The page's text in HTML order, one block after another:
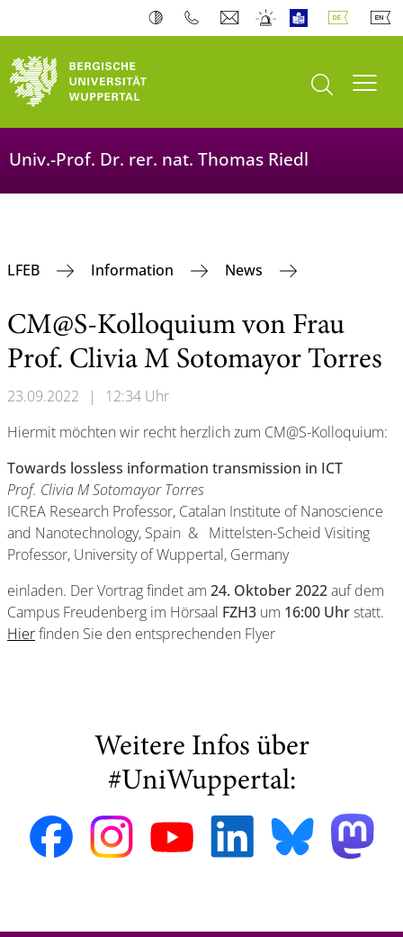
Suche öffnen
Univ.-Prof. Dr. rer. nat. Thomas Riedl
LFEB Information News
CM@S-Kolloquium von Frau
Prof. Clivia M Sotomayor Torres
23.09.2022 |
12:34 Uhr
Hiermit möchten wir recht herzlich zum CM@S-Kolloquium:
Towards lossless information transmission in ICT
Prof. Clivia M Sotomayor Torres
ICREA Research Professor, Catalan Institute of Nanoscience
and Nanotechnology, Spain & Mittelsten-Scheid Visiting
Professor, University of Wuppertal, Germany
einladen. Der Vortrag findet am 24. Oktober 2022auf dem
Campus Freudenberg im Hörsaal FZH3 um 16:00 Uhrstatt.
Hierfinden Sie den entsprechenden Flyer
Weitere Infos über
#UniWuppertal: